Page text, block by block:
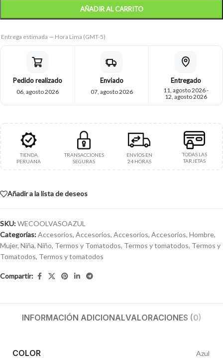
AÑADIR AL CARRITO
Entrega estimada — Hora Lima (GMT-5)
Pedido realizado
06, agosto 2026
Enviado
07, agosto 2026
Entregado
11, agosto 2026 -
12, agosto 2026
TIENDA
PERUANA
TRANSACCIONES
SEGURAS
ENVÍOS EN
24 HORAS
TODAS LAS
TARJETAS
Añadir a la lista de deseos
SKU:WECOOLVASOAZUL
Categorías:Accesorios, Accesorios, Accesorios, Accesorios, Hombre,
Mujer, Niña, Niño, Termos y Tomatodos, Termos y tomatodos, Termos y
Tomatodos, Termos y tomatodos
Compartir:
INFORMACIÓN ADICIONALVALORACIONES (0)
COLOR Azul